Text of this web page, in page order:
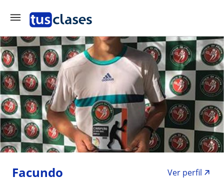
Facundo
Ver perfil